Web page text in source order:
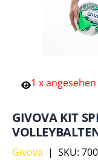
1 xangesehen
GIVOVA KIT
Givova | SKU: